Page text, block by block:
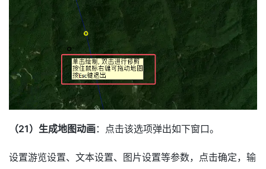
（21）生成地图动画：点击该选项弹出如下窗口。
设置游览设置、文本设置、图片设置等参数，点击确定，输